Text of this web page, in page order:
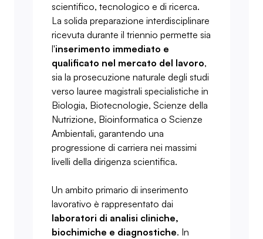
scientifico, tecnologico e di ricerca.
La solida preparazione interdisciplinare
ricevuta durante il triennio permette sia
l'inserimento immediato e
qualificato nel mercato del lavoro,
sia la prosecuzione naturale degli studi
verso lauree magistrali specialistiche in
Biologia, Biotecnologie, Scienze della
Nutrizione, Bioinformatica o Scienze
Ambientali, garantendo una
progressione di carriera nei massimi
livelli della dirigenza scientifica.
Un ambito primario di inserimento
lavorativo è rappresentato dai
laboratori di analisi cliniche,
biochimiche e diagnostiche. In